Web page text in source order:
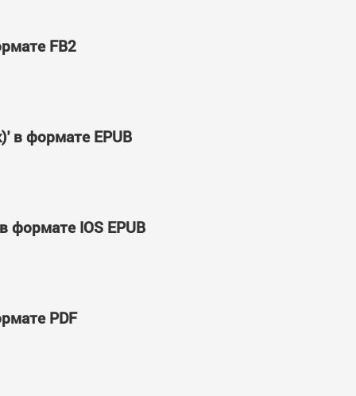
FB2
в формате EPUB
формате IOS EPUB
PDF